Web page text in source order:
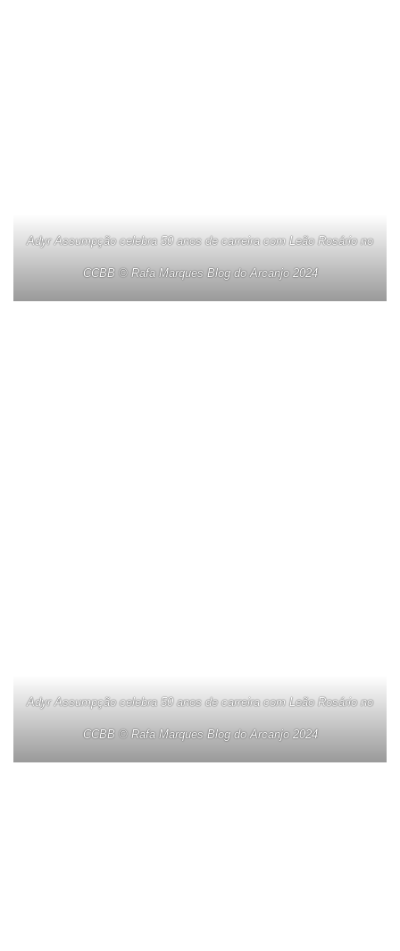
Adyr Assumpção celebra 50 anos de carreira com Leão Rosário no
CCBB © Rafa Marques Blog do Arcanjo 2024
Adyr Assumpção celebra 50 anos de carreira com Leão Rosário no
CCBB © Rafa Marques Blog do Arcanjo 2024